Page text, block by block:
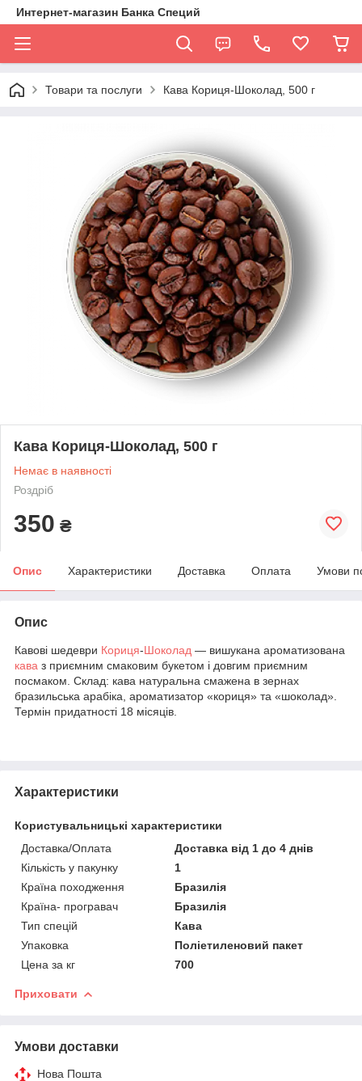
Интернет-магазин Банка Специй
Товари та послуги Кава Кориця-Шоколад, 500 г
Кава Кориця-Шоколад, 500 г
Немає в наявності
Роздріб
350 ₴
Опис Характеристики Доставка Оплата Умови
Опис
Кавові шедеври Кориця-Шоколад — вишукана ароматизована
кава з приємним смаковим букетом і довгим приємним
посмаком. Склад: кава натуральна смажена в зернах
бразильська арабіка, ароматизатор «кориця» та «шоколад».
Термін придатності 18 місяців.
Характеристики
Користувальницькі характеристики
Доставка/Оплата
Доставка від 1 до 4 днів
Кількість у пакунку
1
Країна походження
Бразилія
Країна- програвач
Бразилія
Тип спецій
Кава
Упаковка
Поліетиленовий пакет
Цена за кг
700
Приховати
Умови доставки
Нова Пошта